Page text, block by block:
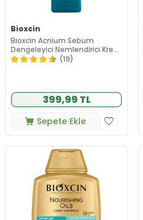
Bioxcin
Bioxcin Acnium Sebum
Dengeleyici Nemlendirici Krem
50 ml
(19)
399,99 TL
Sepete Ekle